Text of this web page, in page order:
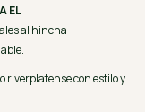
EL
al hincha
riverplatense con estilo y